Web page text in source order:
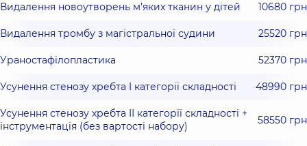
Видалення новоутворень м’яких тканин у дітей 10680 грн
Видалення тромбу з магістральної судини 25520 грн
Ураностафілопластика 52370 грн
Усунення стенозу хребта I категорії складності 48990 грн
Усунення стенозу хребта IІ категорії складності +
інструментація (без вартості набору)
58550 грн